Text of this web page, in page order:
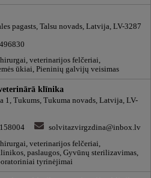
pagasts, Talsu novads, Latvija, LV-3287
veterinarijos felčeriai,
ūkiai, Pieninių galvijų veisimas
klīnika
1, Tukums, Tukuma novads, Latvija, LV-
solvitazvirgzdina@inbox.lv
veterinarijos felčeriai,
paslaugos, Gyvūnų sterilizavimas,
tyrinėjimai